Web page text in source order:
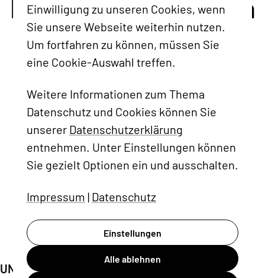
Markenauftritt wollen
Sie auch?
Jetzt Termin
vereinbaren!
UNSERE SUCCESS STORIES
Einwilligung zu unseren Cookies, wenn
Sie unsere Webseite weiterhin nutzen.
Um fortfahren zu können, müssen Sie
eine Cookie-Auswahl treffen.
Weitere Informationen zum Thema
Datenschutz und Cookies können Sie
unserer Datenschutzerklärung
entnehmen. Unter Einstellungen können
Sie gezielt Optionen ein und ausschalten.
Impressum | Datenschutz
Einstellungen
Alle ablehnen